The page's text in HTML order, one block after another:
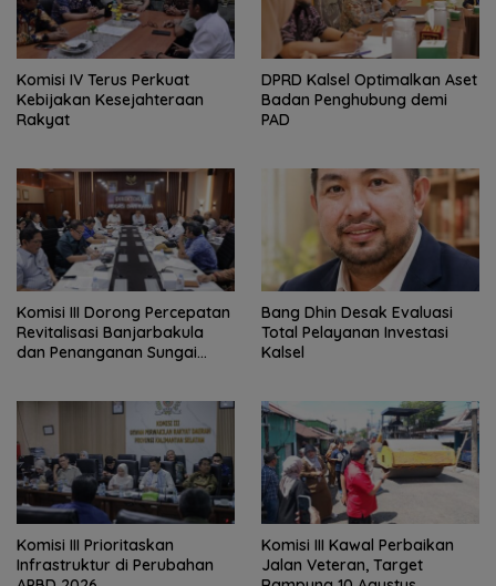
Komisi IV Terus Perkuat
Kebijakan Kesejahteraan
Rakyat
‎DPRD Kalsel Optimalkan Aset
Badan Penghubung demi
PAD
‎Komisi III Dorong Percepatan
Revitalisasi Banjarbakula
dan Penanganan Sungai
‎Bang Dhin Desak Evaluasi
Total Pelayanan Investasi
Kalsel
‎Komisi III Prioritaskan
Infrastruktur di Perubahan
Komisi III Kawal Perbaikan
Jalan Veteran, Target